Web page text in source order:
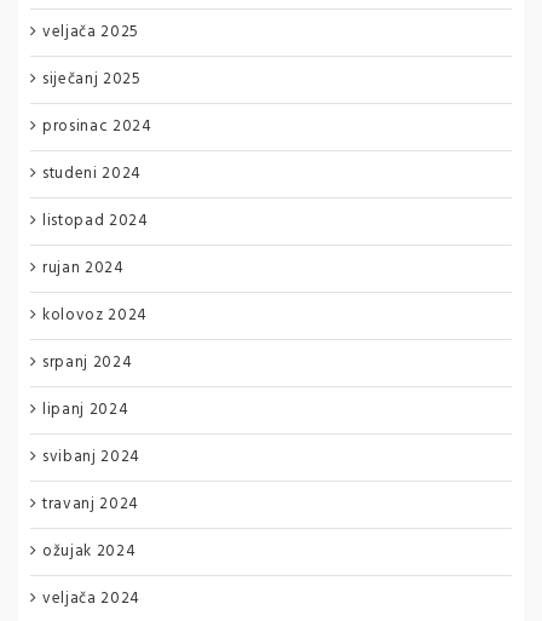
veljača 2025
siječanj 2025
prosinac 2024
studeni 2024
listopad 2024
rujan 2024
kolovoz 2024
srpanj 2024
lipanj 2024
svibanj 2024
travanj 2024
ožujak 2024
veljača 2024